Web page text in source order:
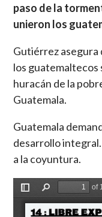
paso de la
unieron los
Gutiérrez asegura
los
huracán de la
Guatemala.
Guatemala
desarrollo
a la coyuntura.
Document